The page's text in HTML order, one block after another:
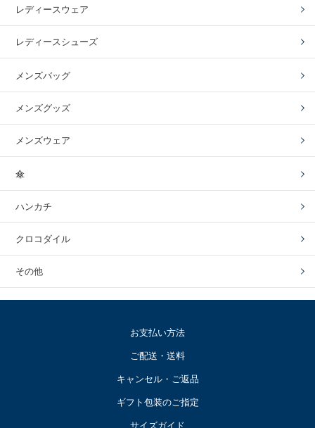
レディースウェア
レディースシューズ
メンズバッグ
メンズグッズ
メンズウェア
傘
ハンカチ
クロコダイル
その他
お支払い方法
ご配送・送料
キャンセル・ご返品
ギフト包装のご指定
サイズガイド